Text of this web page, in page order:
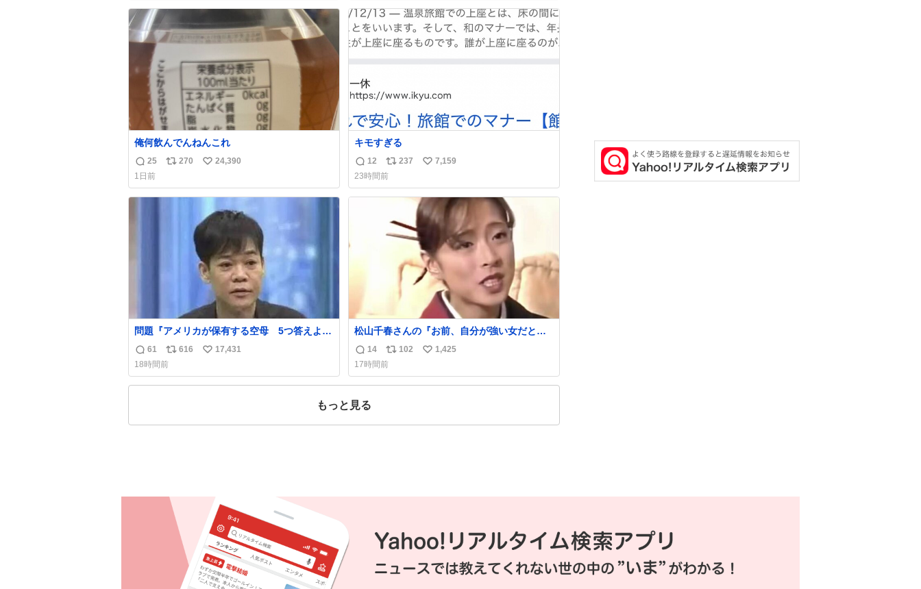
数
ス
ト
数
ね
数
数
ス
ト
数
ね
数
俺何飲んでんねんこれ
返
信
数
25
リ
ス
270
い
ね
24,390
1日前
キモすぎる
返
信
数
12
リ
ポ
ス
数
237
い
ね
数
7,159
23時間前
問題『アメリカが保有する空母 5つ答えよ』
名倉「ホンマごめん、日本」
返
信
数
61
リ
ポ
ス
616
い
ね
17,431
18時間前
松山千春さんの『お前、自分が強い女だと思
うか？』の一言で… 中森明菜さんが思わず本
音をこぼす瞬間😭
返
信
数
14
リ
ポ
ス
102
い
ね
1,425
17時間前
もっと見る